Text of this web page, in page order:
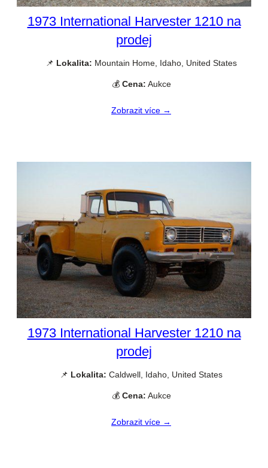
1973 International Harvester 1210 na
prodej
📌 Lokalita: Mountain Home, Idaho, United States
💰 Cena: Aukce
Zobrazit více →
1973 International Harvester 1210 na
prodej
📌 Lokalita: Caldwell, Idaho, United States
💰 Cena: Aukce
Zobrazit více →